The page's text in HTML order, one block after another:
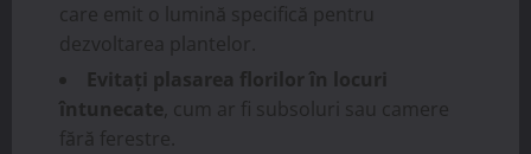
care emit o lumină specifică pentru
dezvoltarea plantelor.
Evitați plasarea florilor în locuri
întunecate, cum ar fi subsoluri sau camere
fără ferestre.